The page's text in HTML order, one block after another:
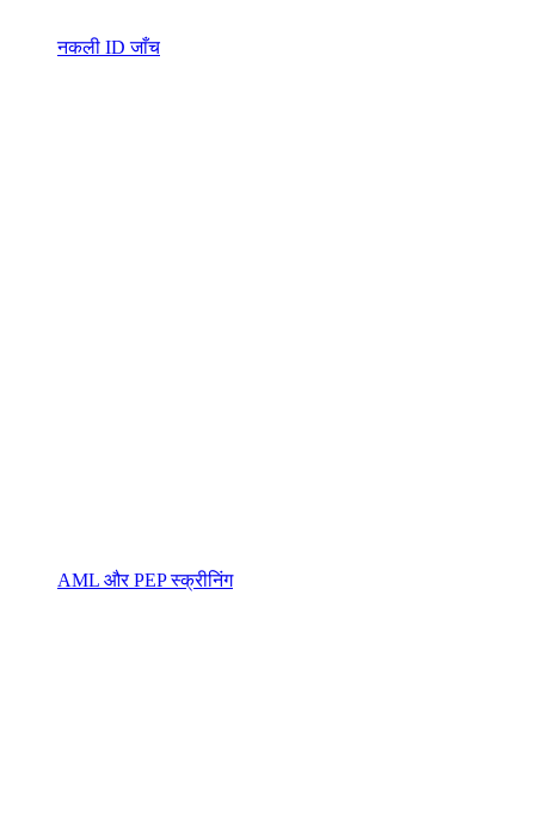
नकली ID जाँच
AML और PEP स्क्रीनिंग